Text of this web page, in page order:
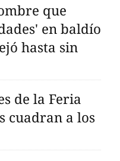
que
en baldío
hasta sin
de la Feria
cuadran a los